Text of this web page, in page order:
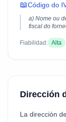
📖Código do
a) Nome ou
fiscal do
Fiabilidad: Alta
Dirección
La dirección